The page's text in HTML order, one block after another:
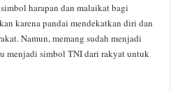
harapan dan malaikat bagi
karena pandai mendekatkan diri dan
Namun, memang sudah menjadi
menjadi simbol TNI dari rakyat untuk